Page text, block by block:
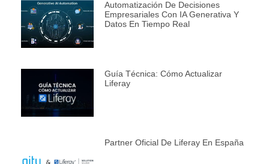
Automatización De Decisiones
Empresariales Con IA Generativa Y
Datos En Tiempo Real
Guía Técnica: Cómo Actualizar
Liferay
Partner Oficial De Liferay En España